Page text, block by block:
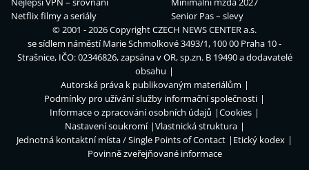
Netflix filmy a seriály
Senior Pas – slevy
© 2001 - 2026 CopyrightCZECH NEWS CENTER a.s.
se sídlem náměstí Marie Schmolkové 3493/1, 100 00 Praha 10 -
Strašnice, IČO: 02346826, zapsána v OR, sp.zn. B 19490 a dodavatelé
obsahu
Autorská práva k publikovaným materiálům
Podmínky pro užívání služby informační společnosti
Informace o zpracování osobních údajů
Cookies
Nastavení soukromí
Vlastnická struktura
Jednotná kontaktní místa / Single Points of Contact
Etický kodex
Povinně zveřejňované informace